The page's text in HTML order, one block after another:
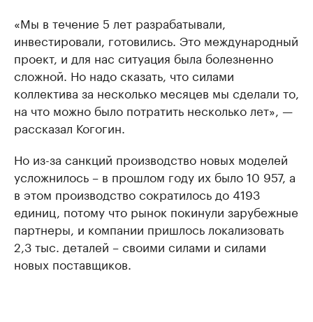
«Мы в течение 5 лет разрабатывали,
инвестировали, готовились. Это международный
проект, и для нас ситуация была болезненно
сложной. Но надо сказать, что силами
коллектива за несколько месяцев мы сделали то,
на что можно было потратить несколько лет», —
рассказал Когогин.
Но из-за санкций производство новых моделей
усложнилось – в прошлом году их было 10 957, а
в этом производство сократилось до 4193
единиц, потому что рынок покинули зарубежные
партнеры, и компании пришлось локализовать
2,3 тыс. деталей – своими силами и силами
новых поставщиков.